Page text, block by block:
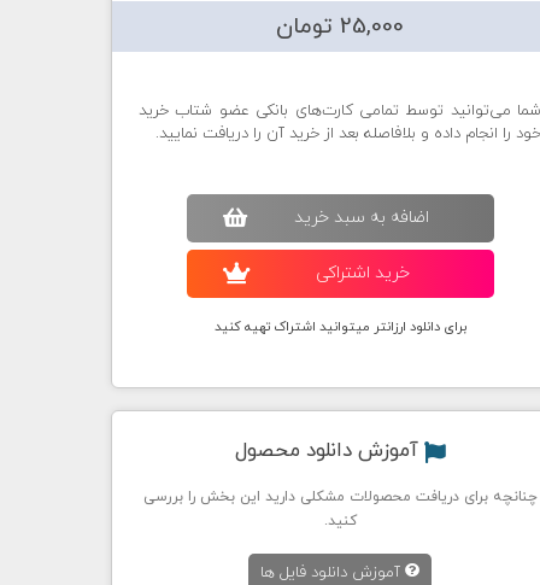
25,000 تومان
شما می‌توانید توسط تمامی کارت‌های بانکی عضو شتاب خرید
خود را انجام داده و بلافاصله بعد از خرید آن را دریافت نمایید.
اضافه به سبد خريد
خريد اشتراکی
برای دانلود ارزانتر میتوانید اشتراک تهیه کنید
آموزش دانلود محصول
چنانچه برای دریافت محصولات مشکلی دارید این بخش را بررسی
کنید.
آموزش دانلود فایل ها